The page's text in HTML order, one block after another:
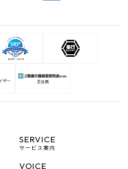
SERVICE
サービス案内
VOICE